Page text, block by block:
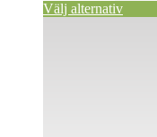
Välj alternativ